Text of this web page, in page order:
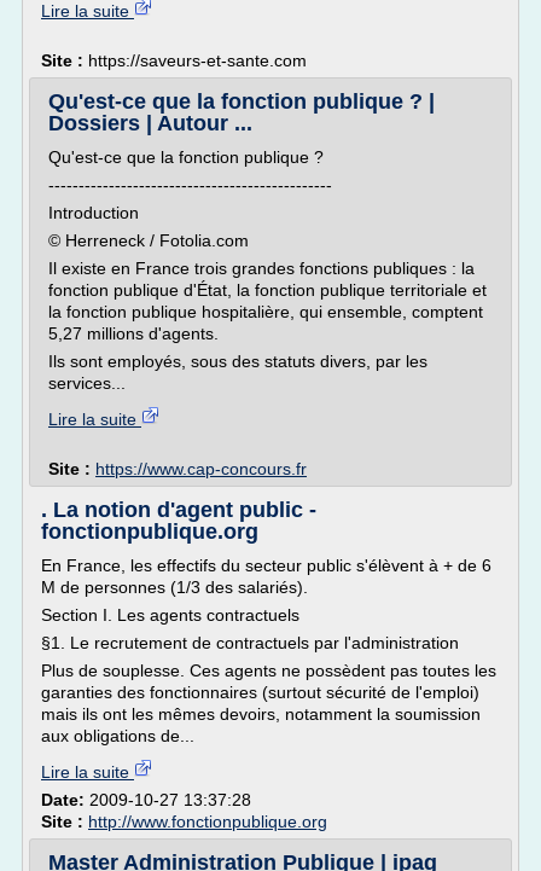
Lire la suite
Site : https://saveurs-et-sante.com
Qu'est-ce que la fonction publique ? |
Dossiers | Autour ...
Qu'est-ce que la fonction publique ?
-----------------------------------------------
Introduction
© Herreneck / Fotolia.com
Il existe en France trois grandes fonctions publiques : la
fonction publique d'État, la fonction publique territoriale et
la fonction publique hospitalière, qui ensemble, comptent
5,27 millions d'agents.
Ils sont employés, sous des statuts divers, par les
services...
Lire la suite
Site : https://www.cap-concours.fr
. La notion d'agent public -
fonctionpublique.org
En France, les effectifs du secteur public s'élèvent à + de 6
M de personnes (1/3 des salariés).
Section I. Les agents contractuels
§1. Le recrutement de contractuels par l'administration
Plus de souplesse. Ces agents ne possèdent pas toutes les
garanties des fonctionnaires (surtout sécurité de l'emploi)
mais ils ont les mêmes devoirs, notamment la soumission
aux obligations de...
Lire la suite
Date: 2009-10-27 13:37:28
Site : http://www.fonctionpublique.org
Master Administration Publique | ipag